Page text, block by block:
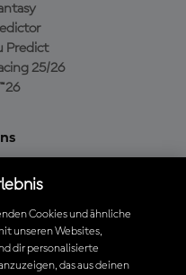
Predict
25/26
Cookies und ähnliche
unseren Websites,
dir personalisierte
das aus deinen